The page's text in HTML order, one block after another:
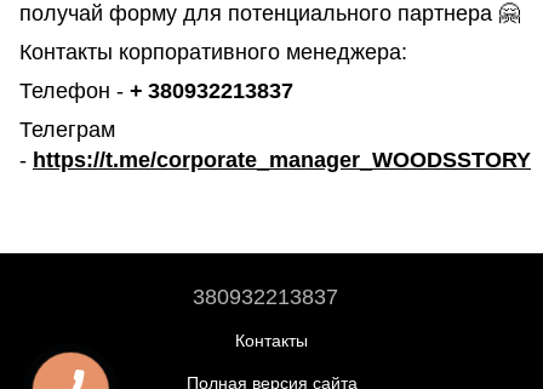
получай форму для потенциального партнера 🤗
Контакты корпоративного менеджера:
Телефон - + 380932213837
Телеграм
- https://t.me/corporate_manager_WOODSSTORY
380932213837
Контакты
Полная версия сайта